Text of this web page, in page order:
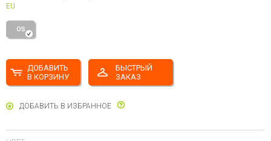
EU
OS
ДОБАВИТЬ
В КОРЗИНУ
БЫСТРЫЙ
ЗАКАЗ
ДОБАВИТЬ В ИЗБРАННОЕ